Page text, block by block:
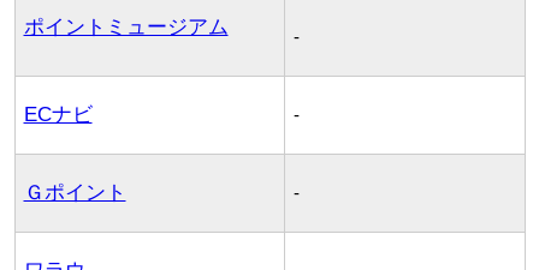
ポイントミュージアム -
ECナビ -
Ｇポイント -